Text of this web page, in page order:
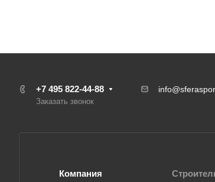
+7 495 822-44-88
Заказать звонок
Компания